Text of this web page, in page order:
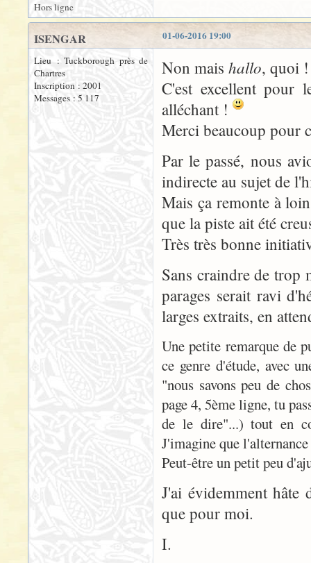
Hors ligne
01-06-2016 19:00
ISENGAR
Lieu : Tuckborough près de
Chartres
Inscription : 2001
Messages : 5 117
Non mais hallo, quoi !
C'est excellent pour
alléchant !
Merci beaucoup pour
Par le passé, nous
indirecte au sujet de
Mais ça remonte à
que la piste ait été
Très très bonne
Sans craindre de trop
parages serait ravi
larges extraits, en
Une petite remarque de
ce genre d'étude, avec
"nous savons peu de
page 4, 5ème ligne, tu
de le dire"...) tout en
J'imagine que
Peut-être un petit peu
J'ai évidemment hâte
que pour moi.
I.